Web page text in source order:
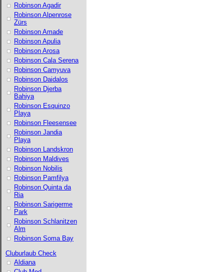
Robinson Agadir
Robinson Alpenrose
Zürs
Robinson Amade
Robinson Apulia
Robinson Arosa
Robinson Cala Serena
Robinson Camyuva
Robinson Daidalos
Robinson Djerba
Bahiya
Robinson Esquinzo
Playa
Robinson Fleesensee
Robinson Jandia
Playa
Robinson Landskron
Robinson Maldives
Robinson Nobilis
Robinson Pamfilya
Robinson Quinta da
Ria
Robinson Sarigerme
Park
Robinson Schlanitzen
Alm
Robinson Soma Bay
Cluburlaub Check
Aldiana